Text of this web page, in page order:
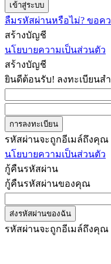
ลืมรหัสผ่านหรือไม่? ขอค
สร้างบัญชี
นโยบายความเป็นส่วนตัว
สร้างบัญชี
ยินดีต้อนรับ! ลงทะเบียนส
รหัสผ่านจะถูกอีเมล์ถึงคุณ
นโยบายความเป็นส่วนตัว
กู้คืนรหัสผ่าน
กู้คืนรหัสผ่านของคุณ
รหัสผ่านจะถูกอีเมล์ถึงคุณ